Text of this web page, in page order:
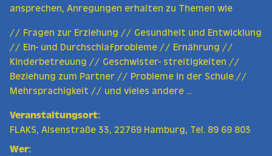
ansprechen, Anregungen erhalten zu Themen wie
// Fragen zur Erziehung // Gesundheit und Entwicklung
// Ein- und Durchschlafprobleme // Ernährung //
Kinderbetreuung // Geschwister- streitigkeiten //
Beziehung zum Partner // Probleme in der Schule //
Mehrsprachigkeit // und vieles andere ...
Veranstaltungsort:
FLAKS, Alsenstraße 33, 22769 Hamburg, Tel. 89 69 803
Wer: